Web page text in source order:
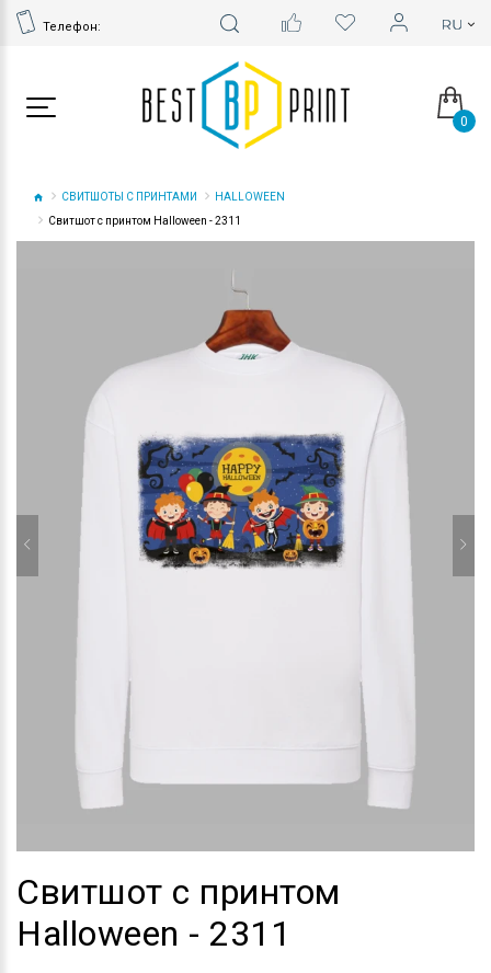
Телефон:
0
СВИТШОТЫ С ПРИНТАМИ
HALLOWEEN
Свитшот с принтом Halloween - 2311
Свитшот с принтом
Halloween - 2311